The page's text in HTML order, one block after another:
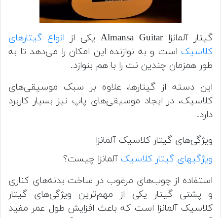
گیتار آلمانزا Almansa Guitar یکی از
انواع گیتارهای
کلاسیک است و به نوازنده این امکان را می‌دهد تا به
طور همزمان چندین نت را با هم بنوازد.
این دسته از گیتارها، علاوه بر سبک موسیقی‌های
کلاسیک، در ایجاد موسیقی‌های پاپ نیز بسیار کاربرد
دارد.
ویژگی‌های گیتار کلاسیک آلمانزا
ویژگی‎های گیتار کلاسیک
آلمانزا چیست؟
استفاده از چوب‌های مرغوب در ساخت بدنه‌های کناری
و پشتی گیتار یکی از مهم‌ترین ویژگی‌های گیتار
کلاسیک آلمانزا است که باعث افزایش طول عمر مفید